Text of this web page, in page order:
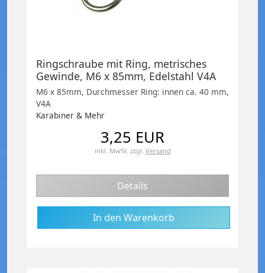
Ringschraube mit Ring, metrisches
Gewinde, M6 x 85mm, Edelstahl V4A
M6 x 85mm, Durchmesser Ring: innen ca. 40 mm,
V4A
Karabiner & Mehr
3,25 EUR
inkl. MwSt. zzgl. Versand
Details